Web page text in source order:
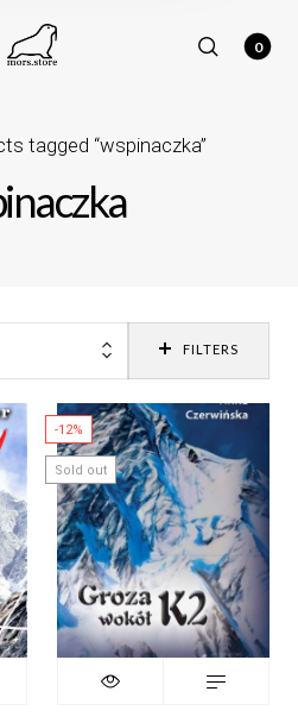
0
tagged “wspinaczka”
FILTERS
-12%
Sold out